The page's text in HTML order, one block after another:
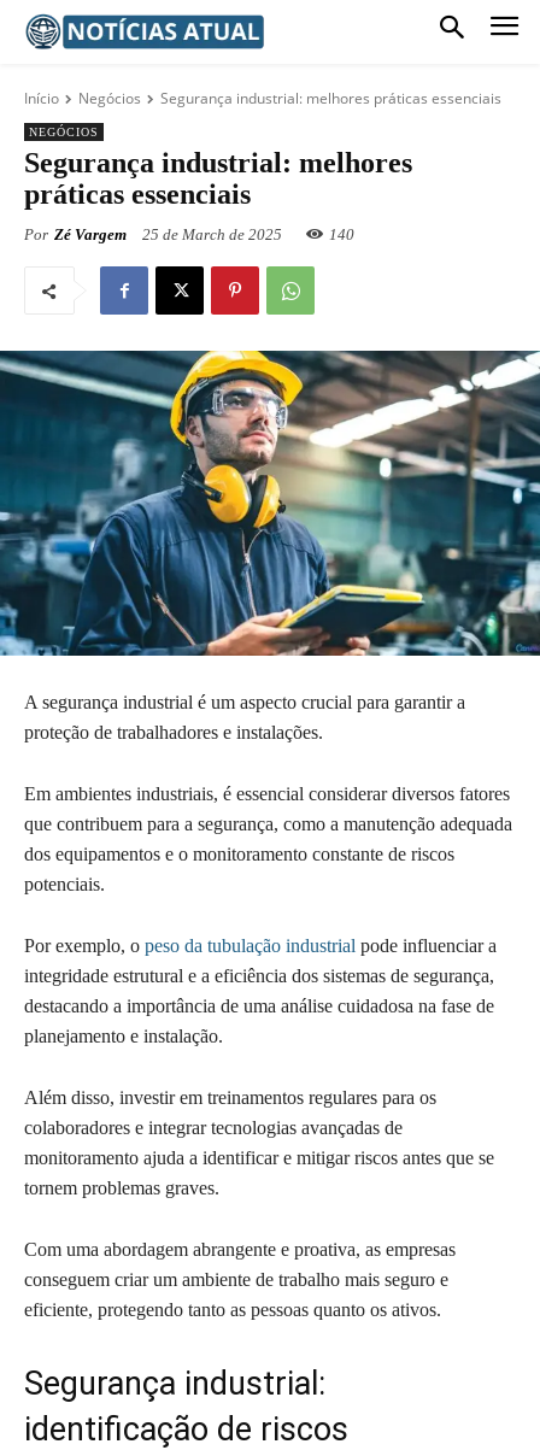
Início Negócios Segurança industrial: melhores práticas essenciais
NEGÓCIOS
Segurança industrial: melhores
práticas essenciais
Por Zé Vargem 25 de March de 2025 140
A segurança industrial é um aspecto crucial para garantir a
proteção de trabalhadores e instalações.
Em ambientes industriais, é essencial considerar diversos fatores
que contribuem para a segurança, como a manutenção adequada
dos equipamentos e o monitoramento constante de riscos
potenciais.
Por exemplo, o peso da tubulação industrial pode influenciar a
integridade estrutural e a eficiência dos sistemas de segurança,
destacando a importância de uma análise cuidadosa na fase de
planejamento e instalação.
Além disso, investir em treinamentos regulares para os
colaboradores e integrar tecnologias avançadas de
monitoramento ajuda a identificar e mitigar riscos antes que se
tornem problemas graves.
Com uma abordagem abrangente e proativa, as empresas
conseguem criar um ambiente de trabalho mais seguro e
eficiente, protegendo tanto as pessoas quanto os ativos.
Segurança industrial:
identificação de riscos